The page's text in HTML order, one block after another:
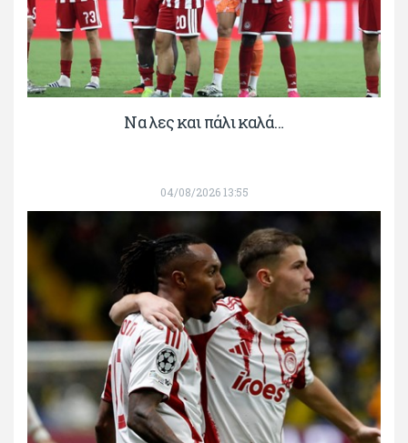
Να λες και πάλι καλά…
04/08/2026 13:55